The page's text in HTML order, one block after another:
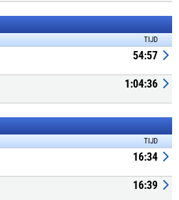
TIJD
54:57
1:04:36
TIJD
16:34
16:39